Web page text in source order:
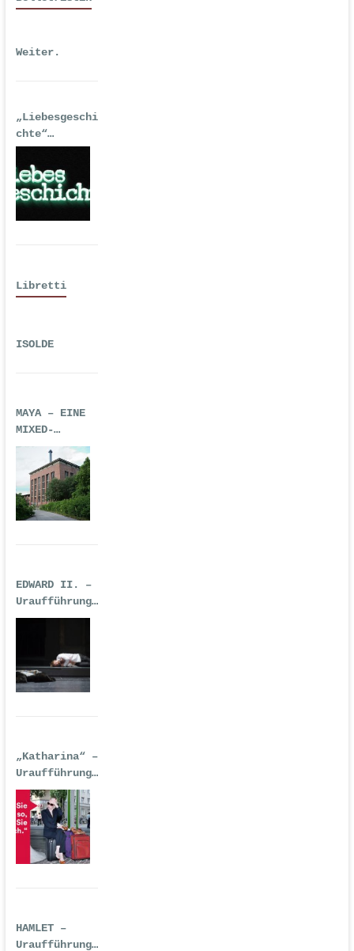
Weiter.
„Liebesgeschi
chte“
| Erstausgabe
2016 als
Hörspiel
Libretti
ISOLDE
MAYA – EINE
MIXED-
REALITY-
TECHNO-OPER
EDWARD II. –
Uraufführung
| Premiere:
Deutsche Oper
Berlin
„Katharina“ –
Uraufführung
| 14.
September
2016
HAMLET –
Uraufführung